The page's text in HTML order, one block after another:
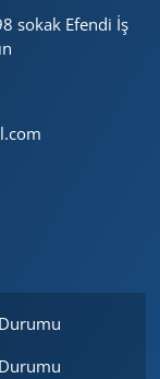
sokak Efendi İş